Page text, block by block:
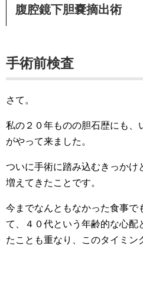
腹腔鏡下胆嚢摘出術
手術前検査
さて。
私の２０年ものの胆石歴にも、
がやって来ました。
ついに手術に踏み込むきっかけ
増えてきたことです。
今までなんともなかった食事で
て、４０代という年齢的な心配
たことも重なり、このタイミン